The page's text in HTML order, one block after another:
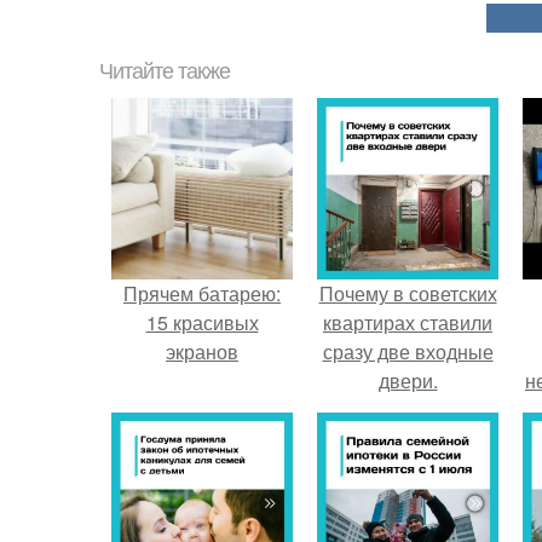
Читайте также
Прячем батарею:
15 красивых
экранов
Почему в советских
квартирах ставили
сразу две входные
двери.